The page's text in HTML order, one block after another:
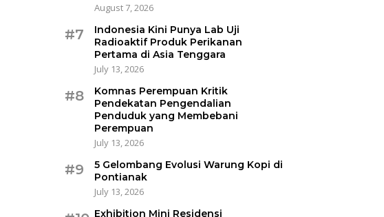
August 7, 2026
#7
Indonesia Kini Punya Lab Uji
Radioaktif Produk Perikanan
Pertama di Asia Tenggara
July 13, 2026
#8
Komnas Perempuan Kritik
Pendekatan Pengendalian
Penduduk yang Membebani
Perempuan
July 13, 2026
#9
5 Gelombang Evolusi Warung Kopi di
Pontianak
July 13, 2026
Exhibition Mini Residensi